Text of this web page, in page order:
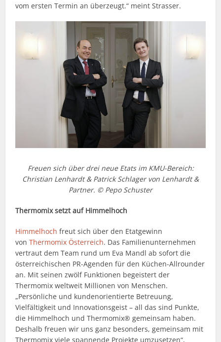
vom ersten Termin an überzeugt.“ meint Strasser.
Freuen sich über drei neue Etats im KMU-Bereich:
Christian Lenhardt & Patrick Schlager von Lenhardt &
Partner. © Pepo Schuster
Thermomix setzt auf Himmelhoch
Himmelhoch freut sich über den Etatgewinn
vonThermomix Österreich. Das Familienunternehmen
vertraut dem Team rund um Eva Mandl ab sofort die
österreichischen PR-Agenden für den Küchen-Allrounder
an. Mit seinen zwölf Funktionen begeistert der
Thermomix weltweit Millionen von Menschen.
„Persönliche und kundenorientierte Betreuung,
Vielfältigkeit und Innovationsgeist – all das sind Punkte,
die Himmelhoch und Thermomix® gemeinsam haben.
Deshalb freuen wir uns ganz besonders, gemeinsam mit
Thermomix viele spannende Projekte umzusetzen“,